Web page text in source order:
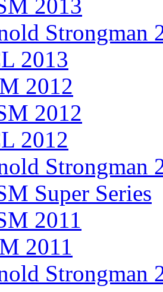
2013
Strongman
2013
2012
2012
2012
Strongman
Super Series
2011
2011
Strongman